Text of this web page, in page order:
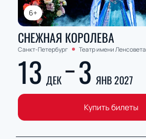
6+
СНЕЖНАЯ КОРОЛЕВА
Санкт-Петербург Театр имени Ленсовета
13 ДЕК 3 ЯНВ 2027
Купить билеты